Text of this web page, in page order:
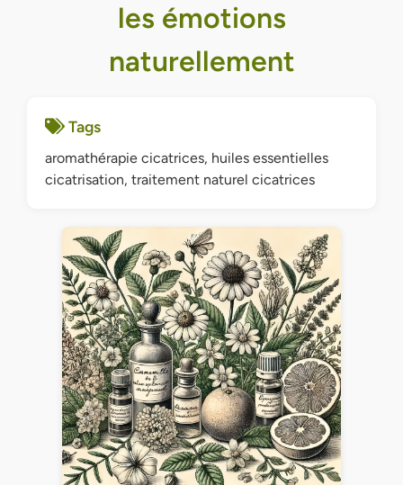
les émotions
naturellement
Tags
aromathérapie cicatrices, huiles essentielles
cicatrisation, traitement naturel cicatrices